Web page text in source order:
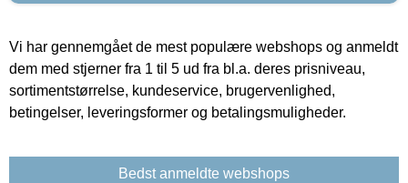
Vi har gennemgået de mest populære webshops og anmeldt
dem med stjerner fra 1 til 5 ud fra bl.a. deres prisniveau,
sortimentstørrelse, kundeservice, brugervenlighed,
betingelser, leveringsformer og betalingsmuligheder.
Bedst anmeldte webshops